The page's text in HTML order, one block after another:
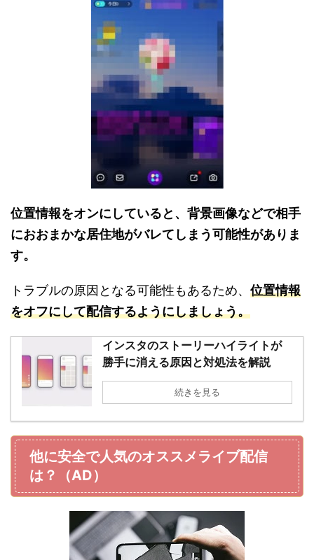
位置情報をオンにしていると、背景画像などで相手
におおまかな居住地がバレてしまう可能性がありま
す。
トラブルの原因となる可能性もあるため、 位置情報
をオフにして配信するようにしましょう。
インスタのストーリーハイライトが
勝手に消える原因と対処法を解説
続きを見る
他に安全で人気のオススメライブ配信
は？（AD）